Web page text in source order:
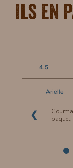
Ils en
4.5
❮
Arielle